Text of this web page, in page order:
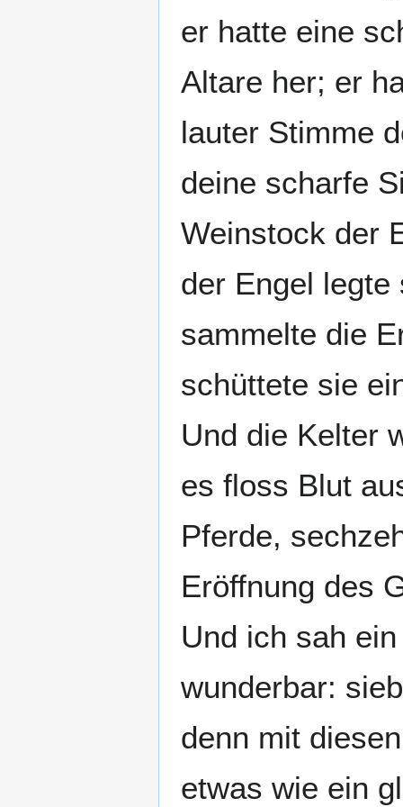
er hatte eine
Altare her; er
lauter Stimme
deine scharfe
Weinstock der
der Engel
sammelte die
schüttete sie
Und die Kelter
es floss Blut
Pferde,
Eröffnung des
Und ich sah
wunderbar:
denn mit
etwas wie ein